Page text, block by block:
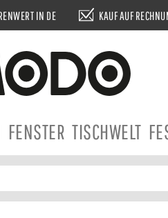
IN DE KAUF AUF
FENSTER TISCHWELT